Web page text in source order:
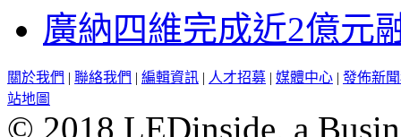
廣納四維完成近2億元
關於我們 | 聯絡我們 | 編輯資訊 | 人才招募 | 媒體中心 | 發佈新
站地圖
© 2018 LEDinside, a